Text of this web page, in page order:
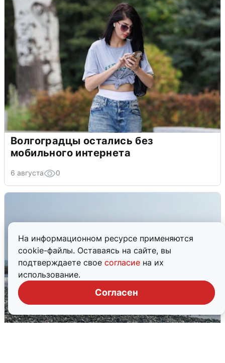
На информационном ресурсе применяются
cookie-файлы. Оставаясь на сайте, вы
подтверждаете свое согласие на их
использование.
Согласен
Волгоградцы остались без
мобильного интернета
6 августа 0